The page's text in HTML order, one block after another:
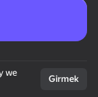
we
Girmek